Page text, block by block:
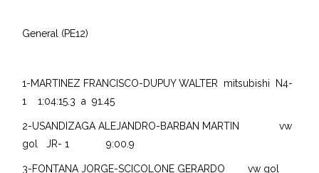
General (PE12)
1-MARTINEZ FRANCISCO-DUPUY WALTER mitsubishi N4-
1 1:04:15.3 a 91.45
2-USANDIZAGA ALEJANDRO-BARBAN MARTIN vw
gol JR- 1 9:00.9
3-FONTANA JORGE-SCICOLONE GERARDO vw gol